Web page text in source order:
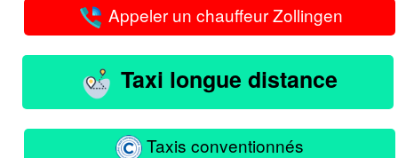
Appeler un chauffeur Zollingen
Taxi longue distance
Taxis conventionnés